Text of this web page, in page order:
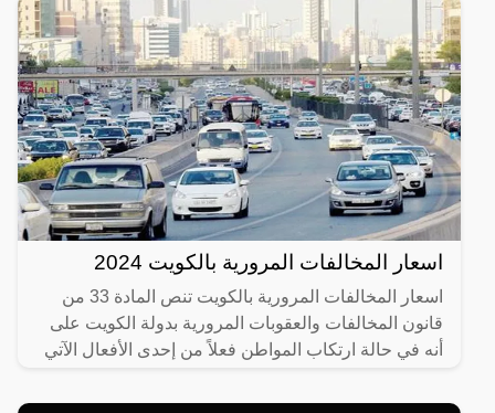
اسعار المخالفات المرورية بالكويت 2024
اسعار المخالفات المرورية بالكويت تنص المادة 33 من
قانون المخالفات والعقوبات المرورية بدولة الكويت على
أنه في حالة ارتكاب المواطن فعلاً من إحدى الأفعال الآتي